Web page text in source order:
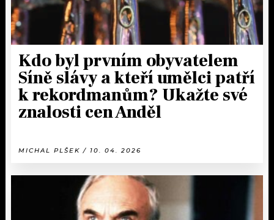
Kdo byl prvním obyvatelem
Síně slávy a kteří umělci patří
k rekordmanům? Ukažte své
znalosti cen Anděl
MICHAL PLŠEK / 10. 04. 2026